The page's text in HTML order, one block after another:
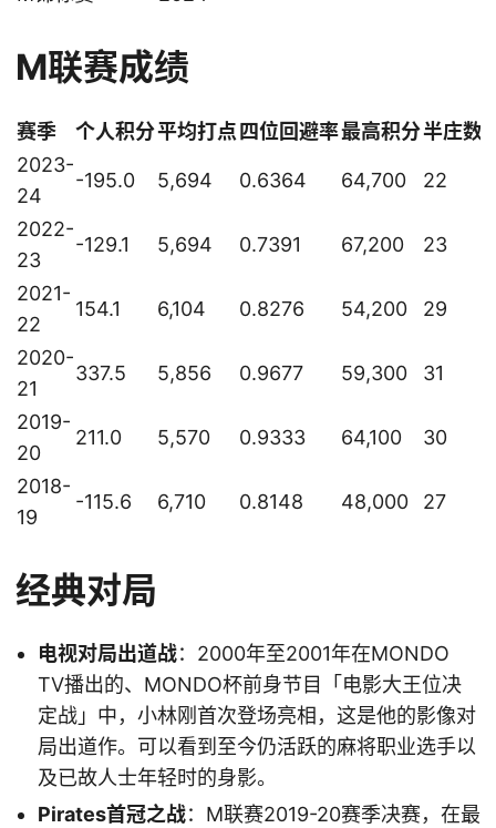
M联赛成绩
赛季 个人积分平均打点 四位回避率最高积分半庄数
2023-
24
-195.0 5,694 0.6364 64,700 22
2022-
23
-129.1 5,694 0.7391 67,200 23
2021-
22
154.1 6,104 0.8276 54,200 29
2020-
21
337.5 5,856 0.9677 59,300 31
2019-
20
211.0 5,570 0.9333 64,100 30
2018-
19
-115.6 6,710 0.8148 48,000 27
经典对局
电视对局出道战：2000年至2001年在MONDO
TV播出的、MONDO杯前身节目「电影大王位决
定战」中，小林刚首次登场亮相，这是他的影像对
局出道作。可以看到至今仍活跃的麻将职业选手以
及已故人士年轻时的身影。
Pirates首冠之战：M联赛2019-20赛季决赛，在最